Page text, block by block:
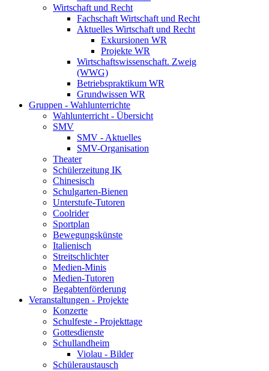
Wirtschaft und Recht
Fachschaft Wirtschaft und Recht
Aktuelles Wirtschaft und Recht
Exkursionen WR
Projekte WR
Wirtschaftswissenschaft. Zweig
(WWG)
Betriebspraktikum WR
Grundwissen WR
Gruppen - Wahlunterrichte
Wahlunterricht - Übersicht
SMV
SMV - Aktuelles
SMV-Organisation
Theater
Schülerzeitung IK
Chinesisch
Schulgarten-Bienen
Unterstufe-Tutoren
Coolrider
Sportplan
Bewegungskünste
Italienisch
Streitschlichter
Medien-Minis
Medien-Tutoren
Begabtenförderung
Veranstaltungen - Projekte
Konzerte
Schulfeste - Projekttage
Gottesdienste
Schullandheim
Violau - Bilder
Schüleraustausch